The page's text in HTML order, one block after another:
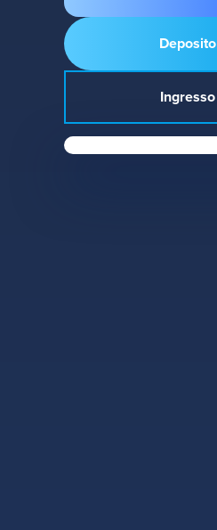
Deposito
Ingresso